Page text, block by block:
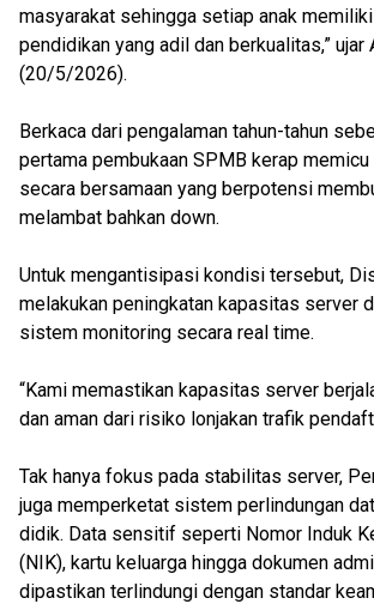
masyarakat sehingga setiap anak
pendidikan yang adil dan berkualitas,” ujar
(20/5/2026).
Berkaca dari pengalaman tahun-tahun
pertama pembukaan SPMB kerap
secara bersamaan yang berpotensi
melambat bahkan down.
Untuk mengantisipasi kondisi tersebut,
melakukan peningkatan kapasitas server
sistem monitoring secara real time.
“Kami memastikan kapasitas server
dan aman dari risiko lonjakan trafik
Tak hanya fokus pada stabilitas server,
juga memperketat sistem perlindungan
didik. Data sensitif seperti Nomor Induk
(NIK), kartu keluarga hingga dokumen
dipastikan terlindungi dengan standar